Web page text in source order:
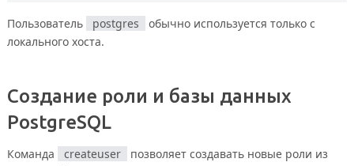
Пользователь postgres
обычно используется только с
локального хоста.
Создание роли и базы данных
PostgreSQL
Команда createuser
позволяет создавать новые роли из